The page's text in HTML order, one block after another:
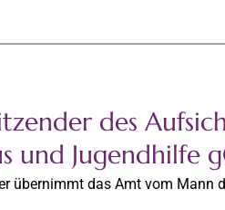
des
und Jugendhilfe
übernimmt das Amt vom Mann